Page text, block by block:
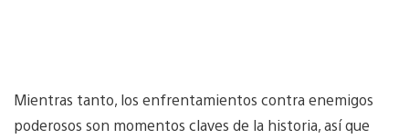
Mientras tanto, los enfrentamientos contra enemigos
poderosos son momentos claves de la historia, así que